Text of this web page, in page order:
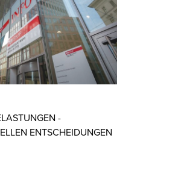
- E
ENTSCHEIDUNGEN